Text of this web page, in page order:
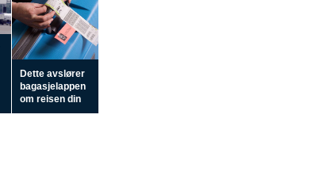
Dette avslører
bagasjelappen
om reisen din